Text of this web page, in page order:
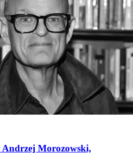
Andrzej Morozowski,